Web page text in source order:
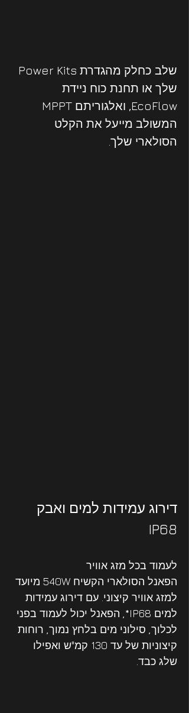
שלך או תחנת כוח ניידת
המשולב מייעל את הקלט
הסולארי שלך.
דירוג עמידות למים ואבק
IP68
לעמוד בכל מזג אוויר
הפאנל הסולארי הקשיח 540W מיועד
למזג אוויר קיצוני. עם דירוג עמידות
למים IP68*, הפאנל יכול לעמוד בפני
לכלוך, סילוני מים בלחץ נמוך, רוחות
קיצוניות של עד 130 קמ"ש ואפילו
שלג כבד.